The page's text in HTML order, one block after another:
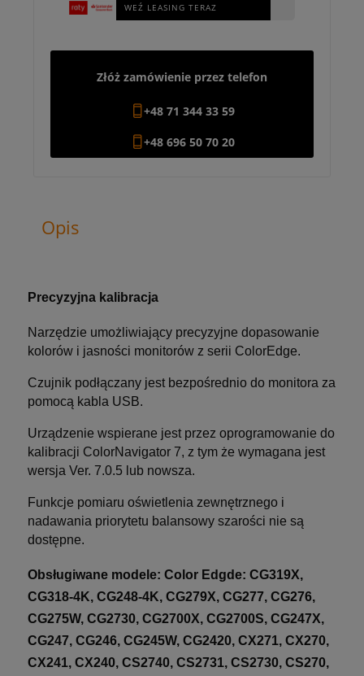
WEŹ LEASING TERAZ
Złóż zamówienie przez telefon
+48 71 344 33 59
+48 696 50 70 20
Opis
Precyzyjna kalibracja
Narzędzie umożliwiający precyzyjne dopasowanie
kolorów i jasności monitorów z serii ColorEdge.
Czujnik podłączany jest bezpośrednio do monitora za
pomocą kabla USB.
Urządzenie wspierane jest przez oprogramowanie do
kalibracji ColorNavigator 7, z tym że wymagana jest
wersja Ver. 7.0.5 lub nowsza.
Funkcje pomiaru oświetlenia zewnętrznego i
nadawania priorytetu balansowy szarości nie są
dostępne.
Obsługiwane modele: Color Edgde: CG319X,
CG318-4K, CG248-4K, CG279X, CG277, CG276,
CG275W, CG2730, CG2700X, CG2700S, CG247X,
CG247, CG246, CG245W, CG2420, CX271, CX270,
CX241, CX240, CS2740, CS2731, CS2730, CS270,